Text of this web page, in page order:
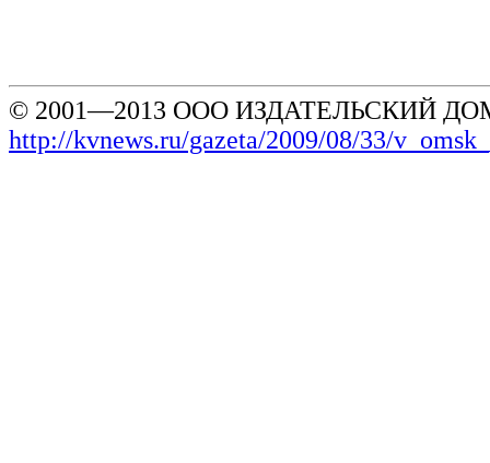
© 2001—2013 ООО ИЗДАТЕЛЬСКИЙ
http://kvnews.ru/gazeta/2009/08/33/